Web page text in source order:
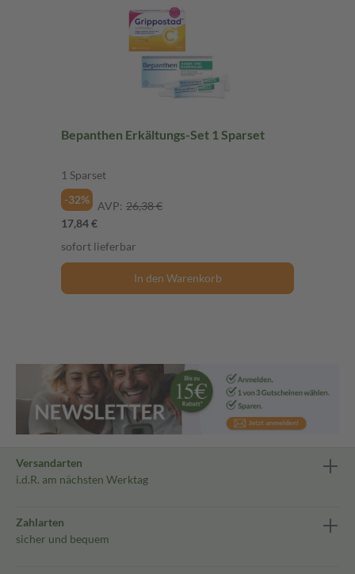
Bepanthen Erkältungs-Set 1 Sparset
1 Sparset
-32%
AVP: 26,38 €
17,84 €
sofort lieferbar
In den Warenkorb
Versandarten
i.d.R. am nächsten Werktag
Zahlarten
sicher und bequem